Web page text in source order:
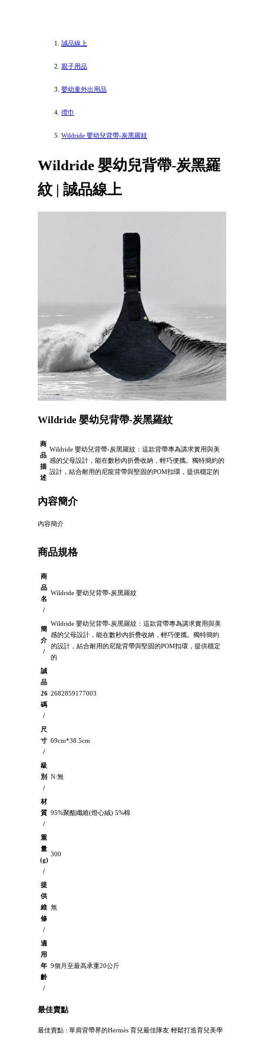
誠品線上
親子用品
嬰幼童外出用品
揹巾
Wildride 嬰幼兒背帶-炭黑羅紋
Wildride 嬰幼兒背帶-炭黑羅
紋 | 誠品線上
Wildride 嬰幼兒背帶-炭黑羅紋
商
品
描
述
Wildride 嬰幼兒背帶-炭黑羅紋：這款背帶專為講求實用與美
感的父母設計，能在數秒內折疊收納，輕巧便攜。獨特簡約的
設計，結合耐用的尼龍背帶與堅固的POM扣環，提供穩定的
內容簡介
內容簡介
商品規格
商
品
名
/
Wildride 嬰幼兒背帶-炭黑羅紋
簡
介
/
Wildride 嬰幼兒背帶-炭黑羅紋：這款背帶專為講求實用與美
感的父母設計，能在數秒內折疊收納，輕巧便攜。獨特簡約
的設計，結合耐用的尼龍背帶與堅固的POM扣環，提供穩定
的
誠
品
26
碼
/
2682859177003
尺
寸
/
69cm*38.5cm
級
別
/
N:無
材
質
/
95%聚酯纖維(燈心絨) 5%棉
重
量
(g)
/
300
提
供
維
修
/
無
適
用
年
齡
/
9個月至最高承重20公斤
最佳賣點
最佳賣點 : 單肩背帶界的Hermès 育兒最佳隊友 輕鬆打造育兒美學